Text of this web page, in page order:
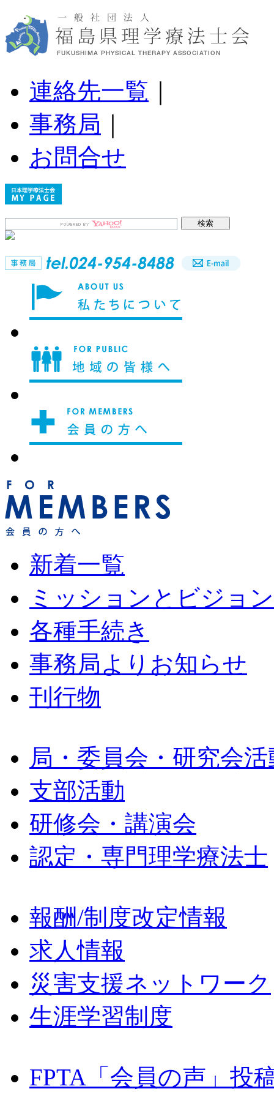
連絡先一覧
事務局
お問合せ
新着一覧
ミッションとビジョン
各種手続き
事務局よりお知らせ
刊行物
局・委員会・研究会
支部活動
研修会・講演会
認定・専門理学療法士
報酬/制度改定情報
求人情報
災害支援ネットワーク
生涯学習制度
FPTA「会員の声」投